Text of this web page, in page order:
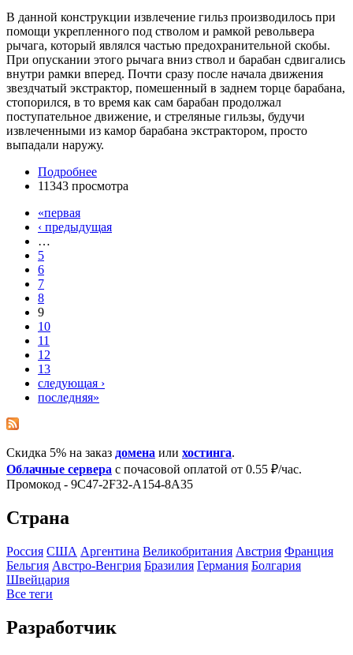
В данной конструкции извлечение гильз производилось при
помощи укрепленного под стволом и рамкой револьвера
рычага, который являлся частью предохранительной скобы.
При опускании этого рычага вниз ствол и барабан сдвигались
внутри рамки вперед. Почти сразу после начала движения
звездчатый экстрактор, помешенный в заднем торце барабана,
стопорился, в то время как сам барабан продолжал
поступательное движение, и стреляные гильзы, будучи
извлеченными из камор барабана экстрактором, просто
выпадали наружу.
Подробнее
11343 просмотра
«первая
‹ предыдущая
…
5
6
7
8
9
10
11
12
13
следующая ›
последняя»
Скидка 5% на заказ домена или хостинга.
Облачные сервера с почасовой оплатой от 0.55 ₽/час.
Промокод - 9C47-2F32-A154-8A35
Страна
Росcия США Аргентина Великобритания Австрия Франция
Бельгия Австро-Венгрия Бразилия Германия Болгария
Швейцария
Все теги
Разработчик